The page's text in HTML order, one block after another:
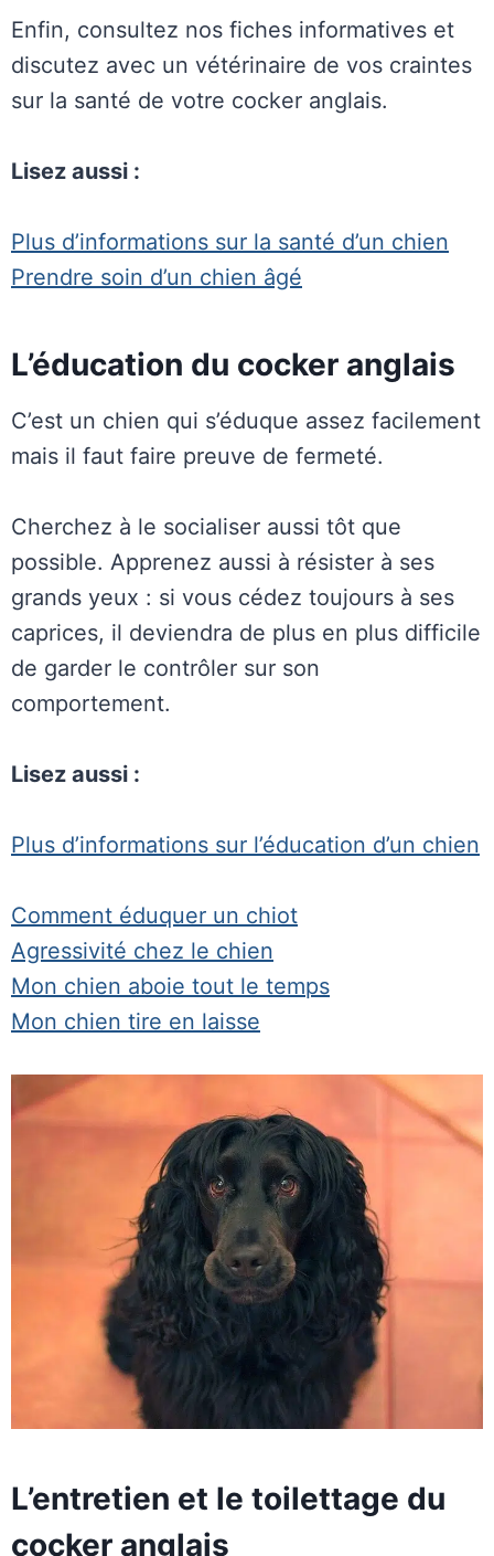
Enfin, consultez nos fiches informatives et
discutez avec un vétérinaire de vos craintes
sur la santé de votre cocker anglais.
Lisez aussi :
Plus d’informations sur la santé d’un chien
Prendre soin d’un chien âgé
L’éducation du cocker anglais
C’est un chien qui s’éduque assez facilement
mais il faut faire preuve de fermeté.
Cherchez à le socialiser aussi tôt que
possible. Apprenez aussi à résister à ses
grands yeux : si vous cédez toujours à ses
caprices, il deviendra de plus en plus difficile
de garder le contrôler sur son
comportement.
Lisez aussi :
Plus d’informations sur l’éducation d’un chien
Comment éduquer un chiot
Agressivité chez le chien
Mon chien aboie tout le temps
Mon chien tire en laisse
L’entretien et le toilettage du
cocker anglais